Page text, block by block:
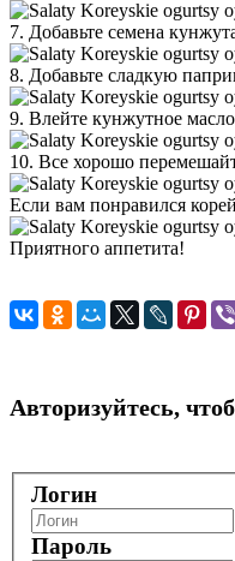
7. Добавьте семена
8. Добавьте сладкую
9. Влейте кунжутное
10. Все хорошо
Если вам понравился
Приятного аппетита!
Авторизуйтесь,
Логин
Пароль